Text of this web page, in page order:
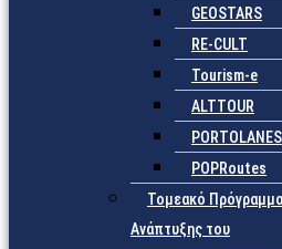
GEOSTARS
RE-CULT
Tourism-e
ALTTOUR
PORTOLANES
POPRoutes
Τομεακό Πρόγραμμα
Ανάπτυξης του